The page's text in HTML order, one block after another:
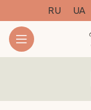
RU UA